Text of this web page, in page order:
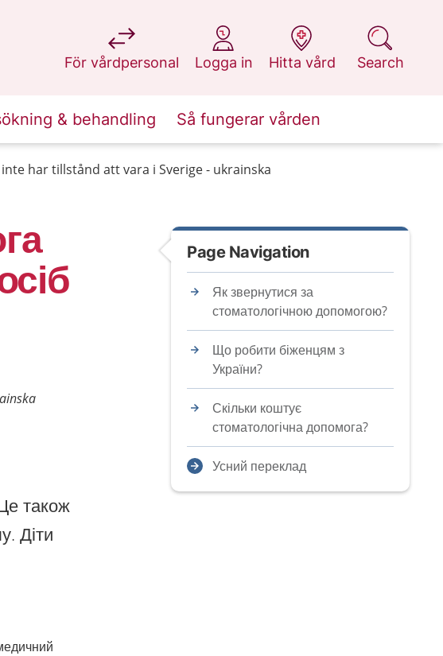
För vårdpersonal
at 1177.se
Logga in
at 1177.se
Hitta vård
at 1177.se
Search
at 1177.se
& behandling Så fungerar vården
har tillstånd att vara i Sverige - ukrainska
також
Діти
Page Navigation
Як звернутися за
стоматологічною допомогою?
Що робити біженцям з
України?
Скільки коштує
стоматологічна допомога?
Усний переклад